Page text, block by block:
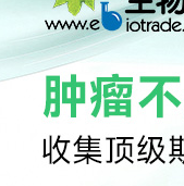
、Fatemeh
马什哈德医科大
的高灵敏Pb2+比
要关键技术方法